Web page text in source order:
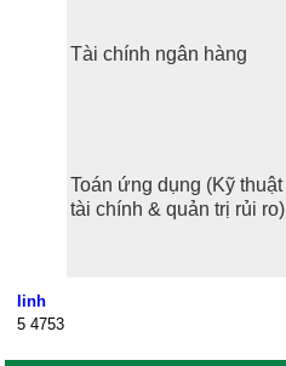
Tài chính ngân hàng
Toán ứng dụng (Kỹ thuật
tài chính & quản trị rủi ro)
linh
5 4753